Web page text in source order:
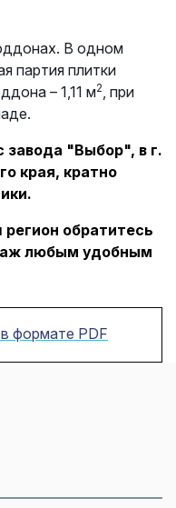
В одном
партия плитки
– 1,11 м2 , при
завода "Выбор", в г.
края, кратно
обратитесь
любым удобным
формате PDF